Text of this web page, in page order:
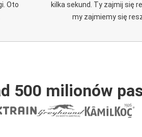
Oto
kilka sekund. Ty zajmij się
my zajmiemy się
500 milionów